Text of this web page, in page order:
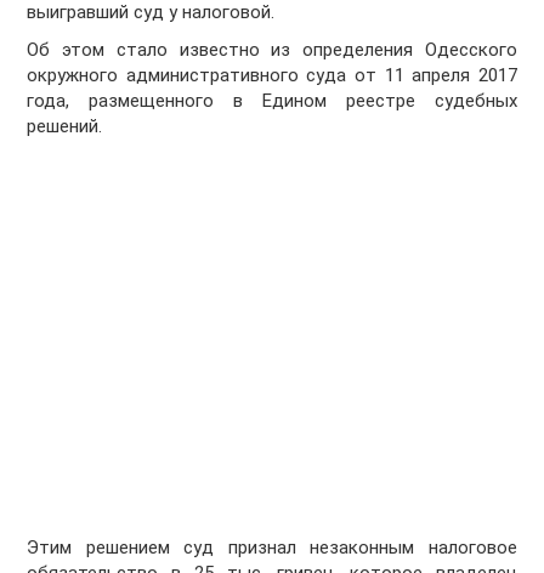
выигравший суд у налоговой.
Об этом стало известно из определения Одесского
окружного административного суда от 11 апреля 2017
года, размещенного в Едином реестре судебных
решений.
Этим решением суд признал незаконным налоговое